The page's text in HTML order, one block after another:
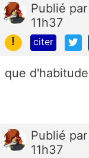
Publié par
11h37
!
citer
que d'habitude
Publié par
11h37